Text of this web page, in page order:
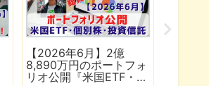
【2026年6月】2億
8,890万円のポートフォ
リオ公開『米国ETF・個